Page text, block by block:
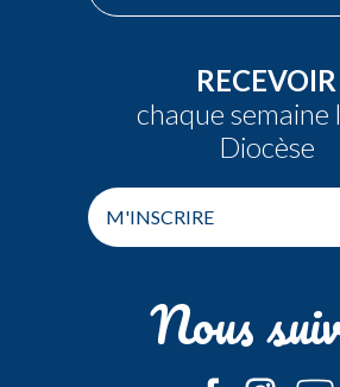
RECEVOIR
chaque semaine
Diocèse
M'INSCRIRE
Nous